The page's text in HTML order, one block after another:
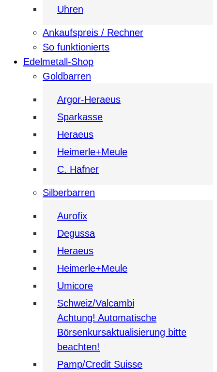
Uhren
Ankaufspreis / Rechner
So funktionierts
Edelmetall-Shop
Goldbarren
Argor-Heraeus
Sparkasse
Heraeus
Heimerle+Meule
C. Hafner
Silberbarren
Aurofix
Degussa
Heraeus
Heimerle+Meule
Umicore
Schweiz/Valcambi
Achtung! Automatische
Börsenkursaktualisierung bitte
beachten!
Pamp/Credit Suisse